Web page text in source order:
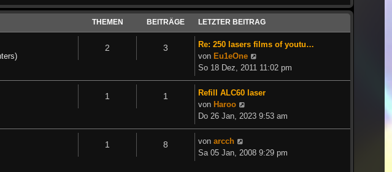
THEMEN BEITRÄGE LETZTER BEITRAG
2 3
Re: 250 lasers films of youtu…
von Eu1eOne
Beitrag
So 18 Dez, 2011 11:02 pm
1 1
Refill ALC60 laser
von Haroo
Beitrag
Do 26 Jan, 2023 9:53 am
1 8 von arcch
Beitrag
Sa 05 Jan, 2008 9:29 pm